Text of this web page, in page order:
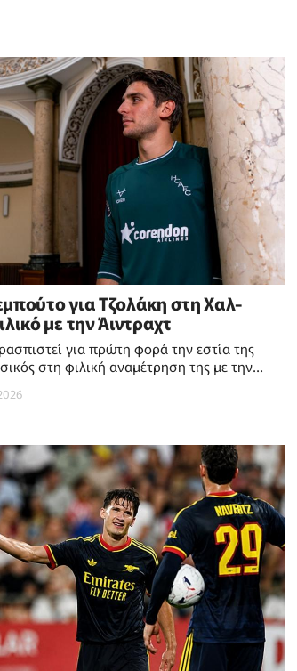
για Τζολάκη στη Χαλ-
με την Άιντραχτ
για πρώτη φορά την εστία της
στη φιλική αναμέτρηση της με την